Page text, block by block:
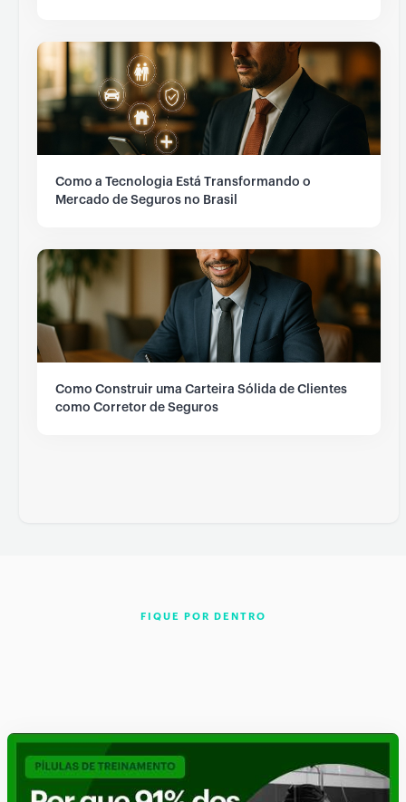
Como a Tecnologia Está Transformando o
Mercado de Seguros no Brasil
Como Construir uma Carteira Sólida de Clientes
como Corretor de Seguros
FIQUE POR DENTRO